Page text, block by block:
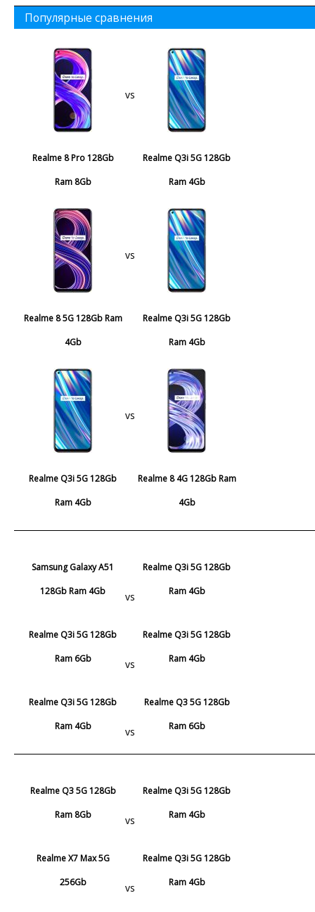
Популярные сравнения
Realme 8 Pro 128Gb
Ram 8Gb
vs
Realme Q3i 5G 128Gb
Ram 4Gb
Realme 8 5G 128Gb Ram
4Gb
vs
Realme Q3i 5G 128Gb
Ram 4Gb
Realme Q3i 5G 128Gb
Ram 4Gb
vs
Realme 8 4G 128Gb Ram
4Gb
Samsung Galaxy A51
128Gb Ram 4Gb
vs
Realme Q3i 5G 128Gb
Ram 4Gb
Realme Q3i 5G 128Gb
Ram 6Gb
vs
Realme Q3i 5G 128Gb
Ram 4Gb
Realme Q3i 5G 128Gb
Ram 4Gb
vs
Realme Q3 5G 128Gb
Ram 6Gb
Realme Q3 5G 128Gb
Ram 8Gb
vs
Realme Q3i 5G 128Gb
Ram 4Gb
Realme X7 Max 5G
256Gb
vs
Realme Q3i 5G 128Gb
Ram 4Gb